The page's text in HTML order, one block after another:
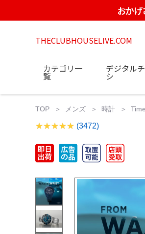
おか
THECLUBHOUSELIVE.COM
カテゴリ一
覧
デジタル
シ
TOP メンズ 時計
(3472)